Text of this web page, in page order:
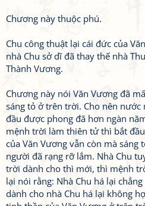
Chương này thuộc phú.
Chu công thuật lại cái đức của
nhà Chu sở dĩ đã thay thế nhà
Thành Vương.
Chương này nói Văn Vương đã
sáng tỏ ở trên trời. Cho nên nước
đầu được phong đã hơn ngàn
mệnh trời làm thiên tử thì bắt
của Văn Vương vẫn còn mà
người đã rạng rỡ lắm. Nhà Chu
trời dành cho thì mới, thì mệnh
lại nói rằng: Nhà Chu há lại
dành cho nhà Chu há lại không